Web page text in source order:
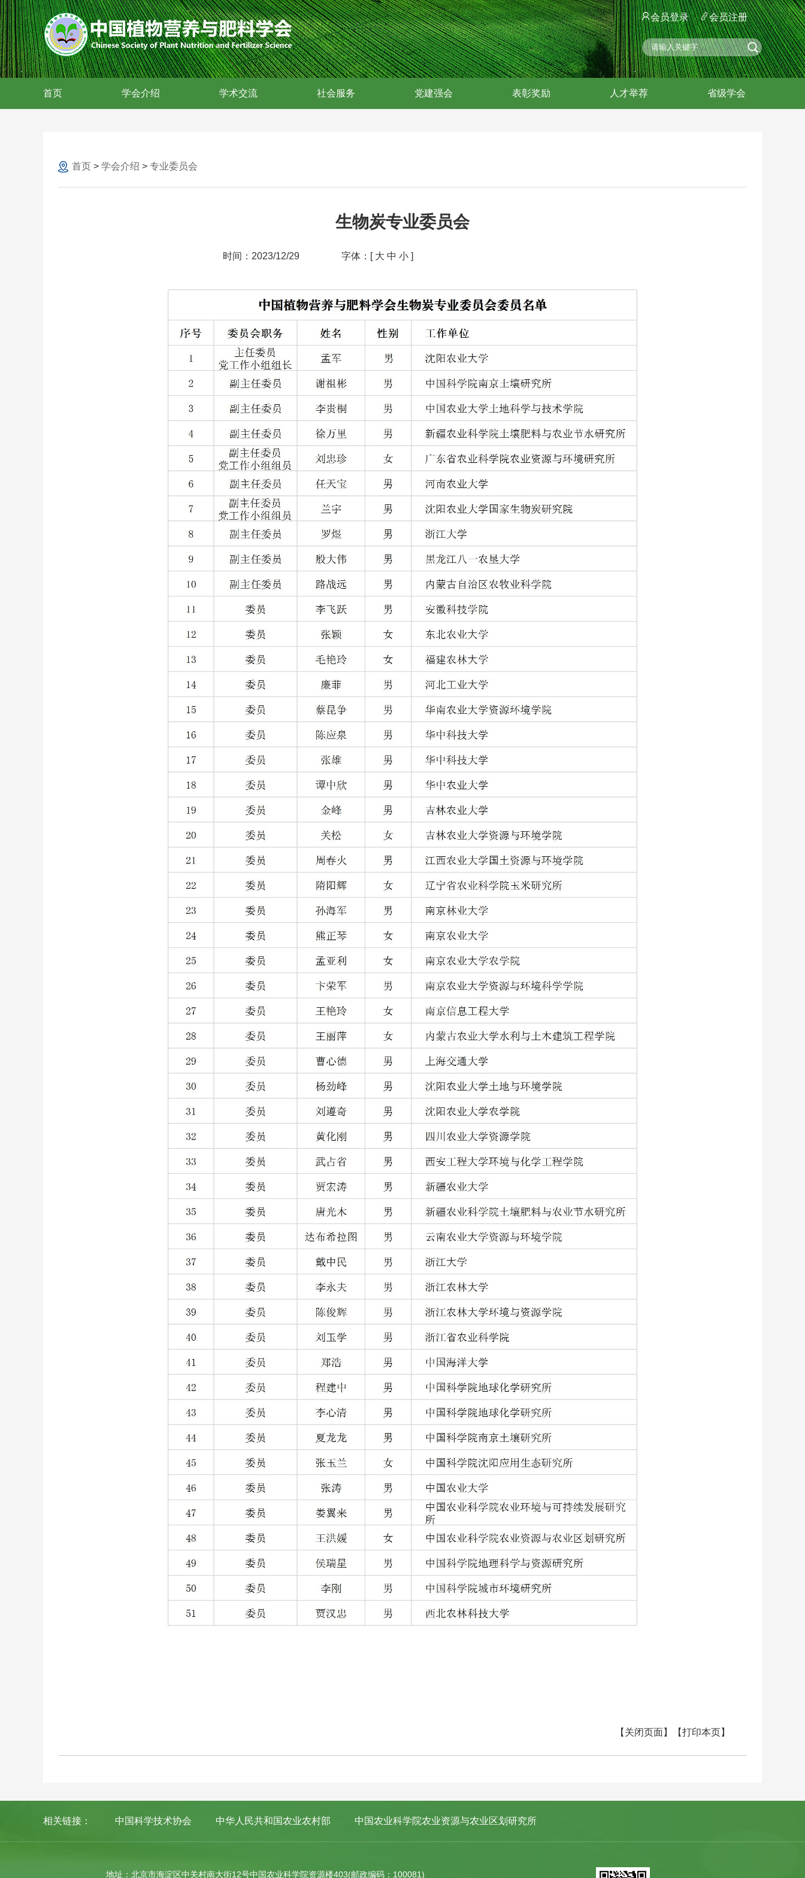
会员登录 会员注册
首页 学会介绍 学术交流 社会服务 党建强会 表彰奖励 人才举荐 省级学会
首页 > 学会介绍 > 专业委员会
生物炭专业委员会
时间：2023/12/29 字体：[ 大 中 小 ]
【打印本页】
【关闭页面】
相关链接： 中国科学技术协会 中华人民共和国农业农村部 中国农业科学院农业资源与农业区划研究所
地址：北京市海淀区中关村南大街12号中国农业科学院资源楼403(邮政编码：100081)